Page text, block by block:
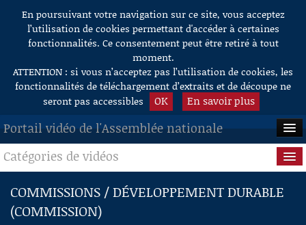
Aller au contenu
En poursuivant votre navigation sur ce site, vous acceptez
l’utilisation de cookies permettant d'accéder à certaines
fonctionnalités. Ce consentement peut être retiré à tout
moment.
ATTENTION : si vous n’acceptez pas l’utilisation de cookies, les
fonctionnalités de téléchargement d’extraits et de découpe ne
seront pas accessibles
OK En savoir plus
Portail vidéo de l'Assemblée nationale
ACCUEIL
EN DIRECT
À LA DEMANDE
Catégories de vidéos
Séance publique
Questions au Gouvernement
COMMISSIONS / DÉVELOPPEMENT DURABLE
(COMMISSION)